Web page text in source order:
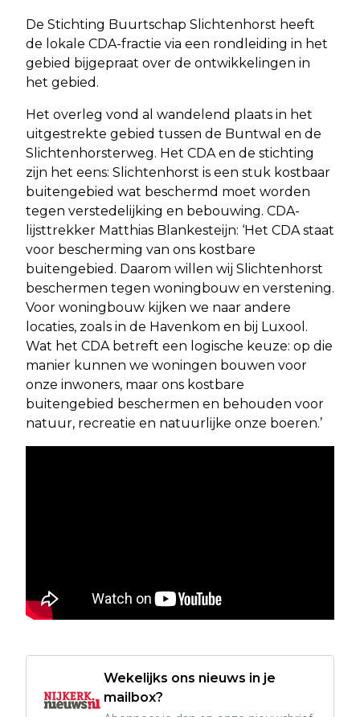
De Stichting Buurtschap Slichtenhorst heeft
de lokale CDA-fractie via een rondleiding in het
gebied bijgepraat over de ontwikkelingen in
het gebied.
Het overleg vond al wandelend plaats in het
uitgestrekte gebied tussen de Buntwal en de
Slichtenhorsterweg. Het CDA en de stichting
zijn het eens: Slichtenhorst is een stuk kostbaar
buitengebied wat beschermd moet worden
tegen verstedelijking en bebouwing. CDA-
lijsttrekker Matthias Blankesteijn: ‘Het CDA staat
voor bescherming van ons kostbare
buitengebied. Daarom willen wij Slichtenhorst
beschermen tegen woningbouw en verstening.
Voor woningbouw kijken we naar andere
locaties, zoals in de Havenkom en bij Luxool.
Wat het CDA betreft een logische keuze: op die
manier kunnen we woningen bouwen voor
onze inwoners, maar ons kostbare
buitengebied beschermen en behouden voor
natuur, recreatie en natuurlijke onze boeren.’
Wekelijks ons nieuws in je
mailbox?